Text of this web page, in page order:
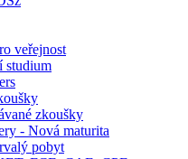
veřejnost
studium
zkoušky
- Nová maturita
pobyt